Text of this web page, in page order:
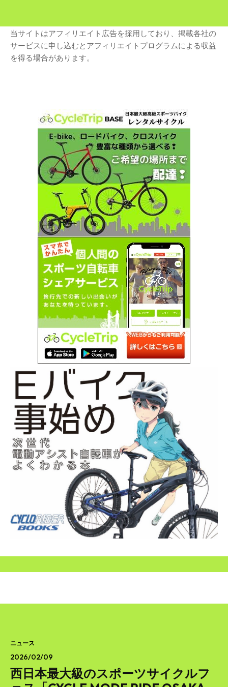
当サイトはアフィリエイト広告を採用しており、掲載各社の
サービスに申し込むとアフィリエイトプログラムによる収益
を得る場合があります。